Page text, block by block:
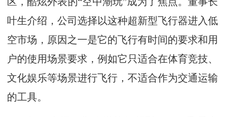
叶生介绍，公司选择以这种超新型飞行器进入低
空市场，原因之一是它的飞行有时间的要求和用
户的使用场景要求，例如它只适合在体育竞技、
文化娱乐等场景进行飞行，不适合作为交通运输
的工具。